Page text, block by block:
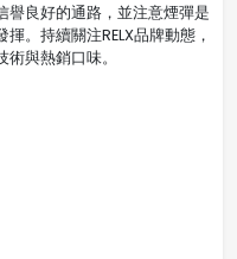
譽良好的通路，並注意煙彈是
。持續關注RELX品牌動態，
與熱銷口味。